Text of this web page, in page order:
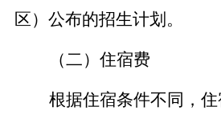
区）公布的招生计划。
（二）住宿费
根据住宿条件不同，